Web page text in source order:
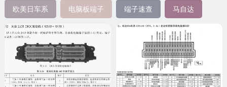
欧美日车系 电脑板端子 端子速查 马自达